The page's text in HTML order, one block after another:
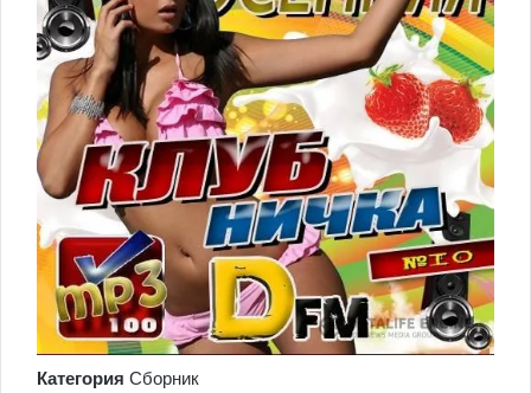
Категория Сборник